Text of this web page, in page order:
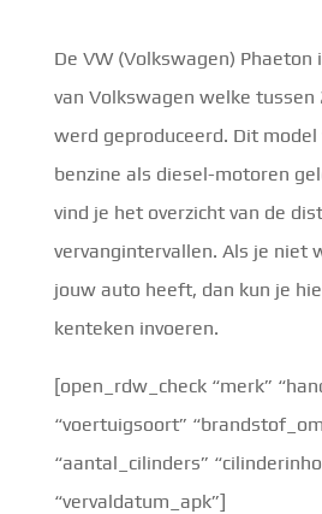
De VW (Volkswagen)
van Volkswagen welke tussen
werd geproduceerd. Dit
benzine als diesel-motoren
vind je het overzicht van de
vervangintervallen. Als je niet
jouw auto heeft, dan kun je
kenteken invoeren.
[open_rdw_check “merk”
“voertuigsoort”
“aantal_cilinders”
“vervaldatum_apk”]